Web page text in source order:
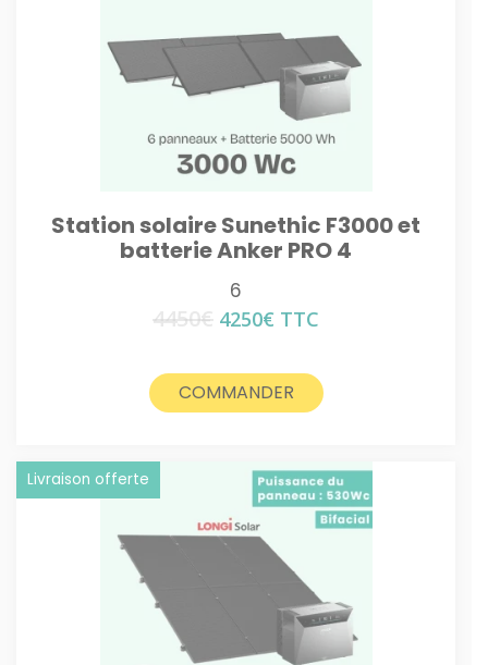
Station solaire Sunethic F3000 et
batterie Anker PRO 4
6
4450€ Le
était :
4450€.
4250€ Le
est :
4250€.
TTC
COMMANDER
Livraison offerte